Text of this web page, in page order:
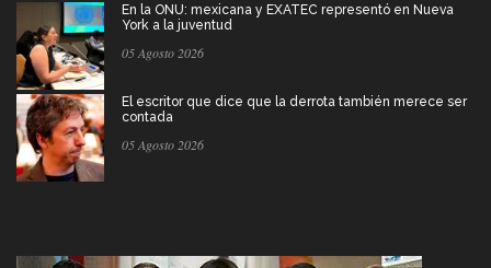
En la ONU: mexicana y EXATEC representó en Nueva
York a la juventud
05 Agosto 2026
El escritor que dice que la derrota también merece ser
contada
05 Agosto 2026